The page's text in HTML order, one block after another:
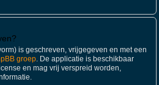
is geschreven, vrijgegeven en met een
groep. De applicatie is beschikbaar
en mag vrij verspreid worden,